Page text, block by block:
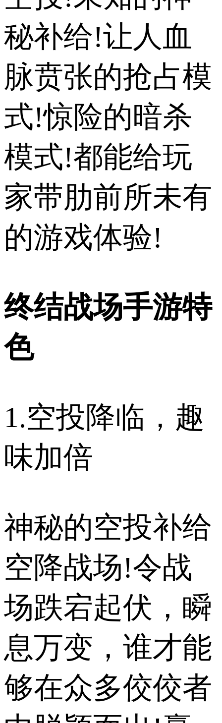
秘补给!让人血
脉贲张的抢占模
式!惊险的暗杀
模式!都能给玩
家带肋前所未有
的游戏体验!
终结战场手游特
色
1.空投降临，趣
味加倍
神秘的空投补给
空降战场!令战
场跌宕起伏，瞬
息万变，谁才能
够在众多佼佼者